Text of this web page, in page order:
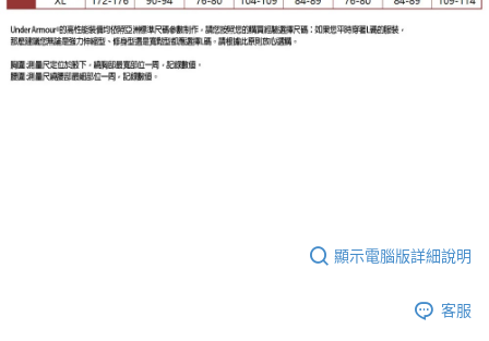
顯示電腦版詳細說明
客服